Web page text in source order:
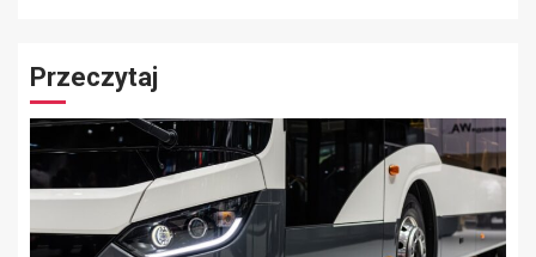
Przeczytaj